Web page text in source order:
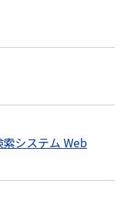
システム Web